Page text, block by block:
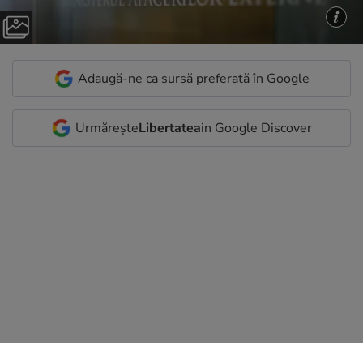
Adaugă-ne ca sursă preferată în Google
UrmăreșteLibertateain Google Discover